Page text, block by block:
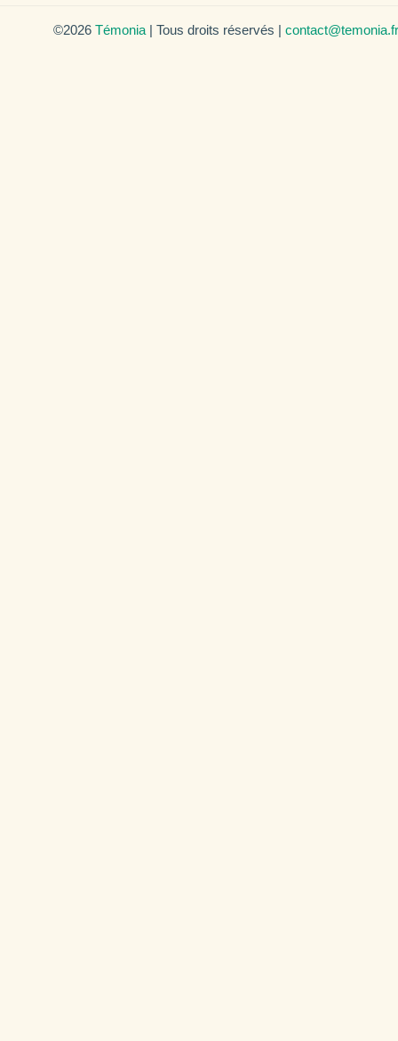
©2026 Témonia | Tous droits réservés | contact@temonia.fr